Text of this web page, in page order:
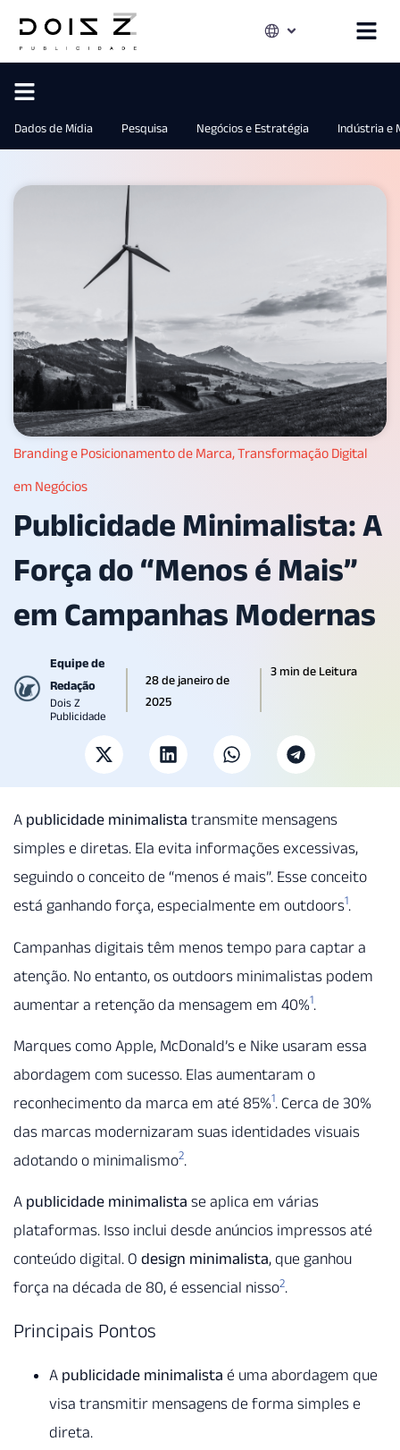
Dados de Mídia Pesquisa Negócios e Estratégia Indústria e
Branding e Posicionamento de Marca,Transformação Digital
em Negócios
Publicidade Minimalista: A
Força do “Menos é Mais”
em Campanhas Modernas
Equipe de
Redação
Dois Z
Publicidade
28 de janeiro de
2025
3 min de Leitura
A publicidade minimalista transmite mensagens
simples e diretas. Ela evita informações excessivas,
seguindo o conceito de “menos é mais”. Esse conceito
está ganhando força, especialmente em outdoors1.
Campanhas digitais têm menos tempo para captar a
atenção. No entanto, os outdoors minimalistas podem
aumentar a retenção da mensagem em 40%1.
Marques como Apple, McDonald’s e Nike usaram essa
abordagem com sucesso. Elas aumentaram o
reconhecimento da marca em até 85%1. Cerca de 30%
das marcas modernizaram suas identidades visuais
adotando o minimalismo2.
A publicidade minimalista se aplica em várias
plataformas. Isso inclui desde anúncios impressos até
conteúdo digital. O design minimalista, que ganhou
força na década de 80, é essencial nisso2.
Principais Pontos
A publicidade minimalista é uma abordagem que
visa transmitir mensagens de forma simples e
direta.